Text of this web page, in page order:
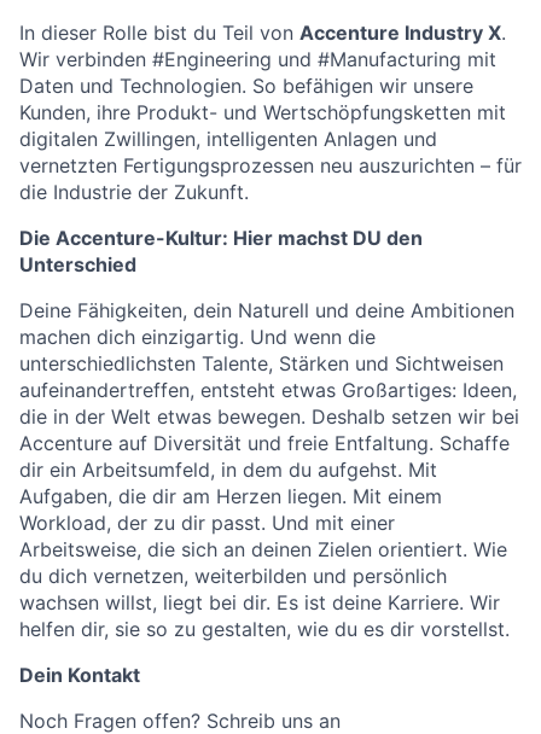
In dieser Rolle bist du Teil von Accenture Industry X.
Wir verbinden #Engineering und #Manufacturing mit
Daten und Technologien. So befähigen wir unsere
Kunden, ihre Produkt- und Wertschöpfungsketten mit
digitalen Zwillingen, intelligenten Anlagen und
vernetzten Fertigungsprozessen neu auszurichten – für
die Industrie der Zukunft.
Die Accenture-Kultur: Hier machst DU den
Unterschied
Deine Fähigkeiten, dein Naturell und deine Ambitionen
machen dich einzigartig. Und wenn die
unterschiedlichsten Talente, Stärken und Sichtweisen
aufeinandertreffen, entsteht etwas Großartiges: Ideen,
die in der Welt etwas bewegen. Deshalb setzen wir bei
Accenture auf Diversität und freie Entfaltung. Schaffe
dir ein Arbeitsumfeld, in dem du aufgehst. Mit
Aufgaben, die dir am Herzen liegen. Mit einem
Workload, der zu dir passt. Und mit einer
Arbeitsweise, die sich an deinen Zielen orientiert. Wie
du dich vernetzen, weiterbilden und persönlich
wachsen willst, liegt bei dir. Es ist deine Karriere. Wir
helfen dir, sie so zu gestalten, wie du es dir vorstellst.
Dein Kontakt
Noch Fragen offen? Schreib uns an